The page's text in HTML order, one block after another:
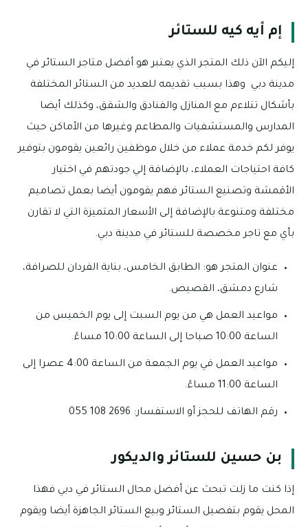
إم أيه كيه للستائر
إليكم الآن ذلك المتجر الذي يعتبر هو أفضل متاجر الستائر في
مدينة دبي وهذا بسبب تقديمه للعديد من الستائر المختلفة
بأشكال تتلاءم مع المنازل والفنادق والشقق، وكذلك أيضا
المدارس والمستشفيات والمطاعم وغيرها من الأماكن حيث
يوفر لكم خدمة عملاء من خلال موظفين رائعين يقومون بتوفير
كافة احتياجات العملاء، بالإضافة إلي جودتهم في اختيار
الأقمشة وتصنيع الستائر فهم يقومون أيضا بعمل تصاميم
مختلفة ومتنوعة بالإضافة إلى الأسعار المتميزة التي لا تقارن
بأي مع تاجر مخصصة للستائر في مدينة دبي.
عنوان المتجر هو: الطابق الخامس، بناية الفردان للصرافة،
شارع دمشق، القصيص.
مواعيد العمل هي من يوم السبت إلى يوم الخميس من
الساعة 10:00 صباحا إلى الساعة 10:00 مساءً.
مواعيد العمل في يوم الجمعة من الساعة 4:00 عصرا إلى
الساعة 11:00 مساءً.
رقم الهاتف للحجز أو الاستفسار: 2696 108 055
بن حسين للستائر والديكور
إذا كنت ما زلت تبحث عن أفضل محال الستائر في دبي فهذا
المحل يقوم بتفصيل الستائر وبيع الستائر الجاهزة أيضا ويقوم